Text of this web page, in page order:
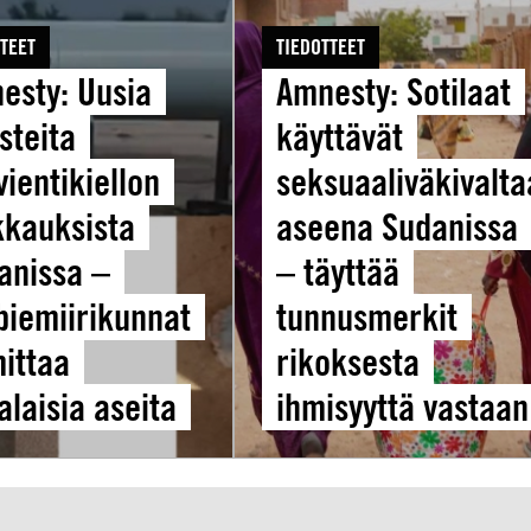
Uusia
–
aseita
Amnesty:
Sotilaat
käyttävät
seksuaaliväkivaltaa
aseena
Sudanissa
täyttää
tunnusmerkit
rikoksesta
ihmisyyttä
vastaan
TIEDOTTEET
Amnesty: Sotilaat
käyttävät
aseena Sudanissa
– täyttää
tunnusmerkit
rikoksesta
ihmisyyttä